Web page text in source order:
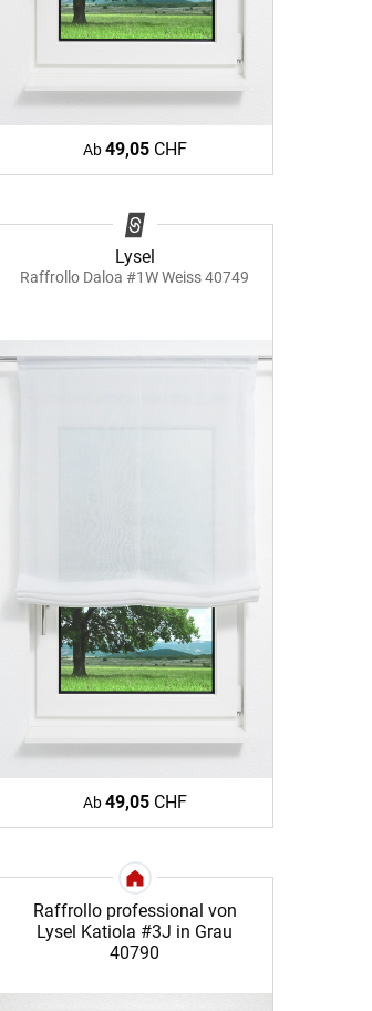
Vorkasse
PayPal
Kreditkarte
Rechnung
Ab49,05CHF
Lysel
Raffrollo Daloa #1W Weiss 40749
Ab49,05CHF
Raffrollo professional von
Lysel Katiola #3J in Grau
40790